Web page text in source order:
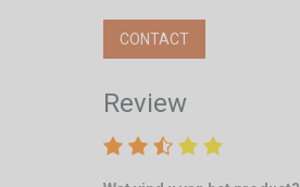
CONTACT
Review